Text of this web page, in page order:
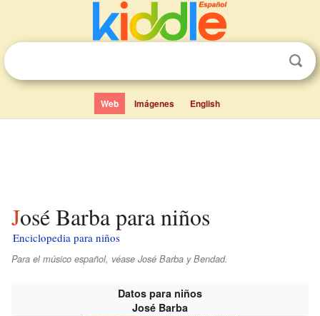
Web Imágenes English
José Barba para niños
Enciclopedia para niños
Para el músico español, véase José Barba y Bendad.
Datos para niños
José Barba